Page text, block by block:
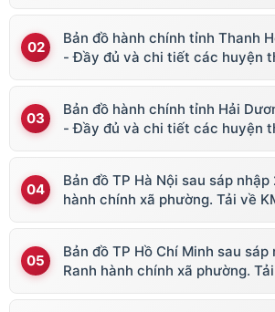
Bản đồ hành chính tỉnh Thanh
- Đầy đủ và chi tiết các huyện
Bản đồ hành chính tỉnh Hải
- Đầy đủ và chi tiết các huyện
Bản đồ TP Hà Nội sau sáp
hành chính xã phường. Tải về
Bản đồ TP Hồ Chí Minh sau
Ranh hành chính xã phường.